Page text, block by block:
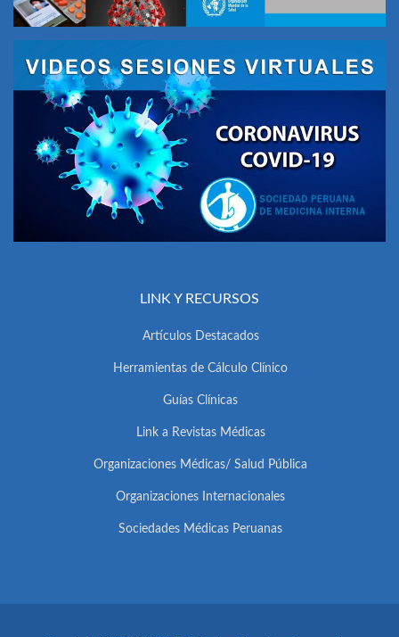
LINK Y RECURSOS
Artículos Destacados
Herramientas de Cálculo Clínico
Guías Clínicas
Link a Revistas Médicas
Organizaciones Médicas/ Salud Pública
Organizaciones Internacionales
Sociedades Médicas Peruanas